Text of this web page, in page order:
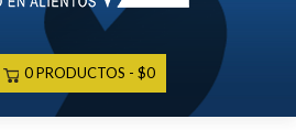
0 PRODUCTOS $0